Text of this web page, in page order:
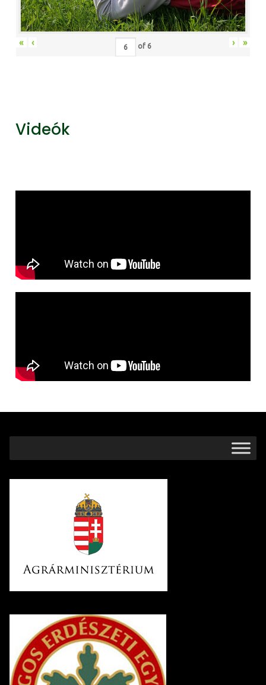
« ‹ of 6 › »
Videók